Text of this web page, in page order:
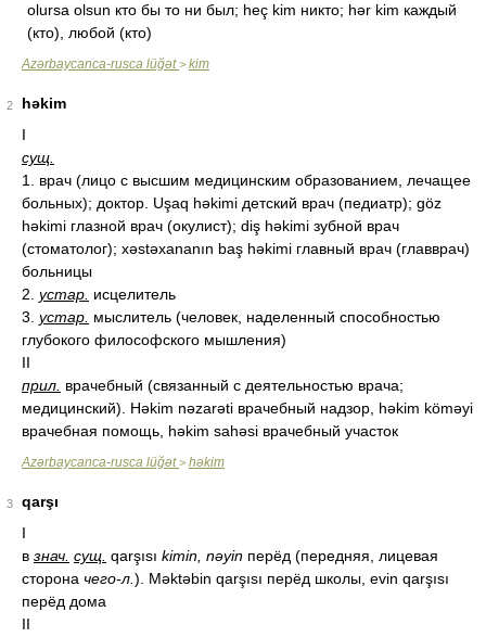
olursa olsun кто бы то ни был; heç kim никто; hər kim каждый
(кто), любой (кто)
Azərbaycanca-rusca lüğət> kim
2
həkim
I
сущ.
1. врач (лицо с высшим медицинским образованием, лечащее
больных); доктор. Uşaq həkimi детский врач (педиатр); göz
həkimi глазной врач (окулист); diş həkimi зубной врач
(стоматолог); xəstəxananın baş həkimi главный врач (главврач)
больницы
2. устар. исцелитель
3. устар. мыслитель (человек, наделенный способностью
глубокого философского мышления)
II
прил. врачебный (связанный с деятельностью врача;
медицинский). Həkim nəzarəti врачебный надзор, həkim köməyi
врачебная помощь, həkim sahəsi врачебный участок
Azərbaycanca-rusca lüğət> həkim
3
qarşı
I
в знач. сущ. qarşısı kimin, nəyin перёд (передняя, лицевая
сторона чего-л. ). Məktəbin qarşısı перёд школы, evin qarşısı
перёд дома
II